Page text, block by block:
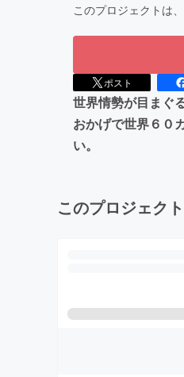
このプロジェクトは、
ポスト
世界情勢が目まぐ
おかげで世界６０
い。
このプロジェク